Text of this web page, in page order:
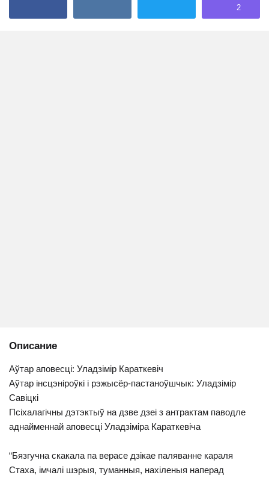
2
Описание
Аўтар аповесці: Уладзімір Караткевіч
Аўтар інсцэніроўкі і рэжысёр-пастаноўшчык: Уладзімір
Савіцкі
Псіхалагічны дэтэктыў на дзве дзеі з антрактам паводле
аднайменнай аповесці Уладзімірa Караткевічa
“Бязгучна скакала па верасе дзікае паляванне караля
Стаха, імчалі шэрыя, туманныя, нахіленыя наперад